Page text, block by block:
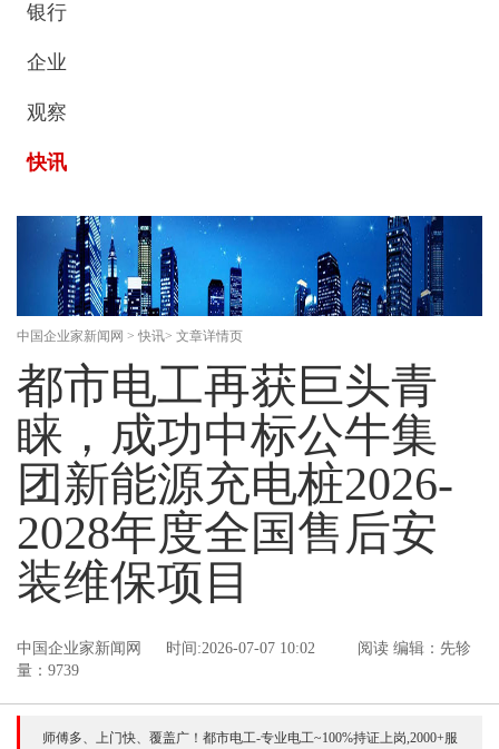
银行
企业
观察
快讯
中国企业家新闻网 > 快讯> 文章详情页
都市电工再获巨头青
睐，成功中标公牛集
团新能源充电桩2026-
2028年度全国售后安
装维保项目
中国企业家新闻网 时间:2026-07-07 10:02 编辑：先轸
阅读
量：9739
师傅多、上门快、覆盖广！都市电工-专业电工~100%持证上岗,2000+服